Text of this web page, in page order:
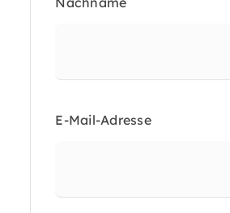
E-Mail-Adresse